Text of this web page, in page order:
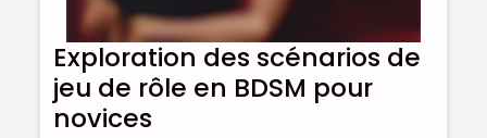
Exploration des scénarios de
jeu de rôle en BDSM pour
novices